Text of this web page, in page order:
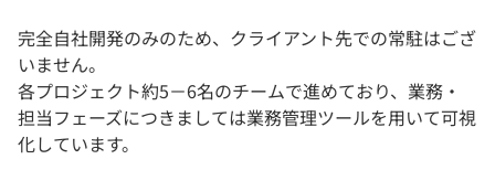
完全自社開発のみのため、クライアント先での常駐はござ
いません。
各プロジェクト約5－6名のチームで進めており、業務・
担当フェーズにつきましては業務管理ツールを用いて可視
化しています。